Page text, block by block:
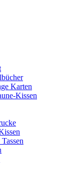
Karten
Kissen